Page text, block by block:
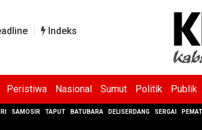
Indeks
Peristiwa Nasional Sumut Politik Publik
SAMOSIR TAPUT BATUBARA DELISERDANG SERGAI